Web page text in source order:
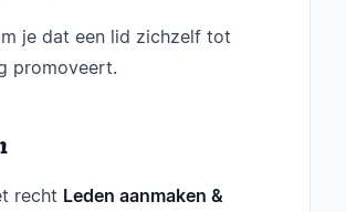
je dat een lid zichzelf tot
promoveert.
recht Leden aanmaken &